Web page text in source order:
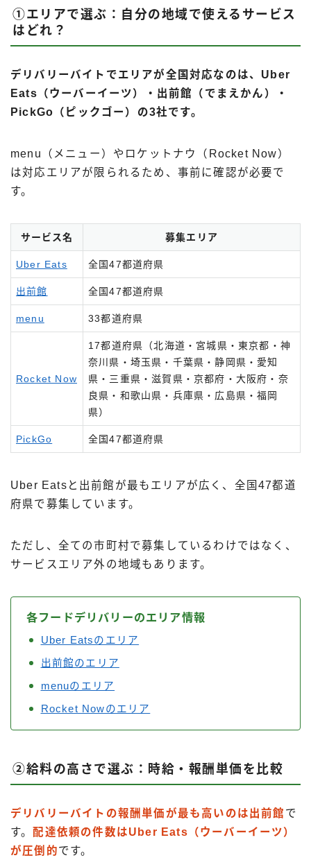
①エリアで選ぶ：自分の地域で使えるサービス
はどれ？
デリバリーバイトでエリアが全国対応なのは、Uber
Eats（ウーバーイーツ）・出前館（でまえかん）・
PickGo（ピックゴー）の3社です。
menu（メニュー）やロケットナウ（Rocket Now）
は対応エリアが限られるため、事前に確認が必要で
す。
サービス名 募集エリア
Uber Eats 全国47都道府県
出前館 全国47都道府県
menu 33都道府県
Rocket Now
17都道府県（北海道・宮城県・東京都・神
奈川県・埼玉県・千葉県・静岡県・愛知
県・三重県・滋賀県・京都府・大阪府・奈
良県・和歌山県・兵庫県・広島県・福岡
県）
PickGo 全国47都道府県
Uber Eatsと出前館が最もエリアが広く、全国47都道
府県で募集しています。
ただし、全ての市町村で募集しているわけではなく、
サービスエリア外の地域もあります。
各フードデリバリーのエリア情報
Uber Eatsのエリア
出前館のエリア
menuのエリア
Rocket Nowのエリア
②給料の高さで選ぶ：時給・報酬単価を比較
デリバリーバイトの報酬単価が最も高いのは出前館 で
す。配達依頼の件数はUber Eats（ウーバーイーツ）
が圧倒的です。